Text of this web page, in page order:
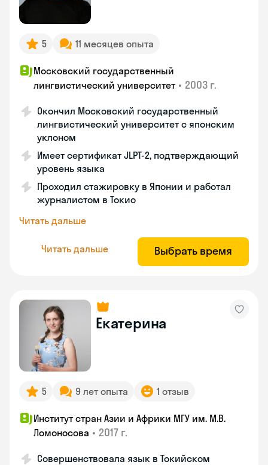
5 11 месяцев опыта
Московский государственный
лингвистический университет • 2003 г.
Окончил Московский государственный
лингвистический университет с японским
уклоном
Имеет сертификат JLPT-2, подтверждающий
уровень языка
Проходил стажировку в Японии и работал
журналистом в Токио
Читать дальше
Читать дальше Выбрать время
Екатерина
5 9 лет опыта 1 отзыв
Институт стран Азии и Африки МГУ им. М.В.
Ломоносова • 2017 г.
Совершенствовала язык в Токийском